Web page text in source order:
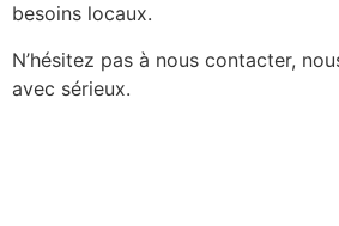
besoins locaux.
N’hésitez pas à nous contacter,
avec sérieux.